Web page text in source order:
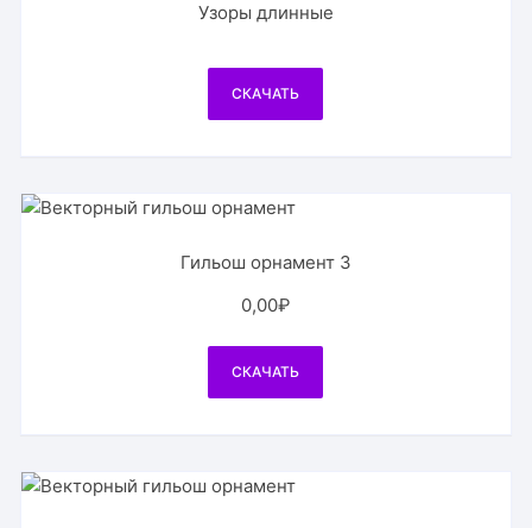
Узоры длинные
СКАЧАТЬ
Гильош орнамент 3
0,00₽
СКАЧАТЬ